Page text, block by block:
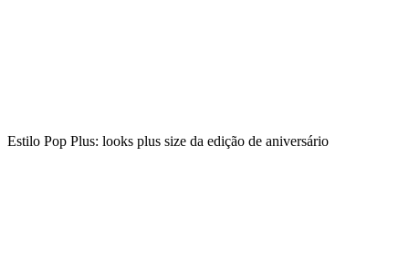
Estilo Pop Plus: looks plus size da edição de aniversário